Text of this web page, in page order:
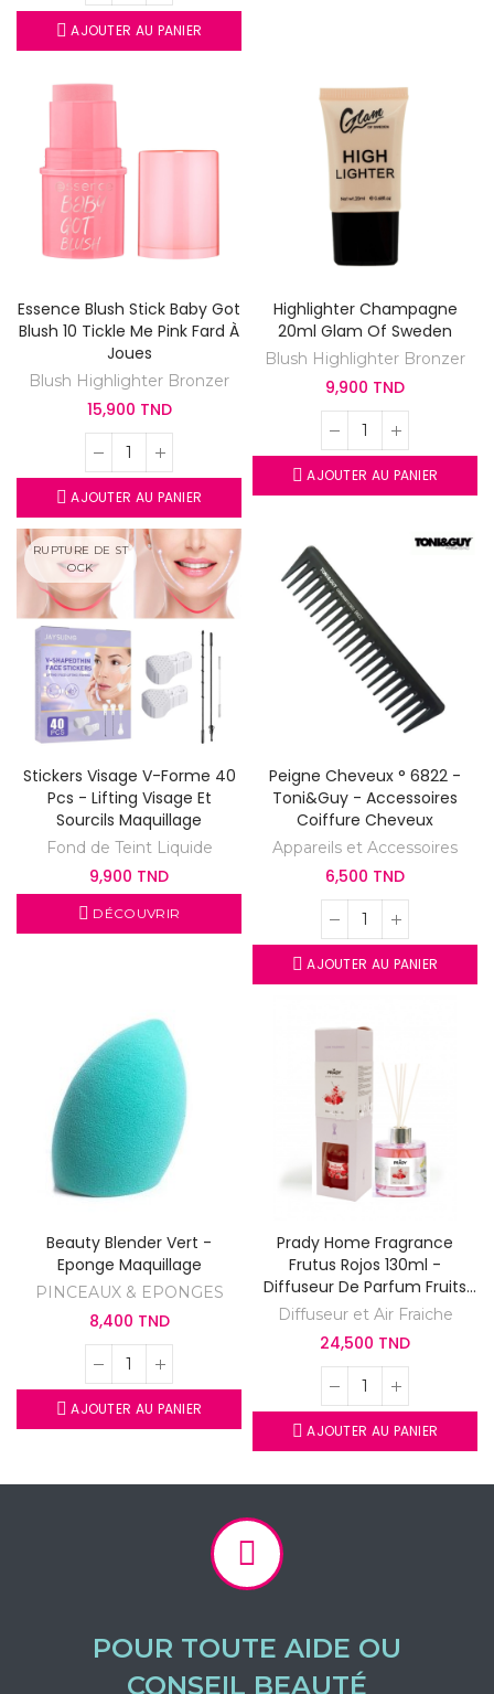
AJOUTER AU PANIER
Essence Blush Stick Baby Got
Blush 10 Tickle Me Pink Fard À
Joues
Blush Highlighter Bronzer
15,900 TND
AJOUTER AU PANIER
Highlighter Champagne
20ml Glam Of Sweden
Blush Highlighter Bronzer
9,900 TND
AJOUTER AU PANIER
RUPTURE DE ST
OCK
Stickers Visage V-Forme 40
Pcs - Lifting Visage Et
Sourcils Maquillage
Fond de Teint Liquide
9,900 TND
DÉCOUVRIR
Peigne Cheveux ° 6822 -
Toni&Guy - Accessoires
Coiffure Cheveux
Appareils et Accessoires
6,500 TND
AJOUTER AU PANIER
Beauty Blender Vert -
Eponge Maquillage
PINCEAUX & EPONGES
8,400 TND
AJOUTER AU PANIER
Prady Home Fragrance
Frutus Rojos 130ml -
Diffuseur De Parfum Fruits
Rouges
Diffuseur et Air Fraiche
24,500 TND
AJOUTER AU PANIER
POUR TOUTE AIDE OU
CONSEIL BEAUTÉ